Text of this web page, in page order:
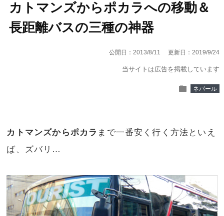
カトマンズからポカラへの移動＆
長距離バスの三種の神器
公開日：2013/8/11 更新日：2019/9/24
当サイトは広告を掲載しています
folder ネパール
カトマンズからポカラ まで一番安く行く方法といえ
ば、ズバリ…